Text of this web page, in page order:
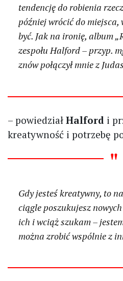
tendencję do robienia
później wrócić do
być. Jak na ironię, album
zespołu Halford – przyp.
znów połączył mnie z
– powiedział Halford i
kreatywność i potrzebę
Gdy jesteś kreatywny, to
ciągle poszukujesz
ich i wciąż szukam –
można zrobić wspólnie z